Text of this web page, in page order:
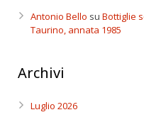
Antonio Bello su Bottiglie
Taurino, annata 1985
Archivi
Luglio 2026